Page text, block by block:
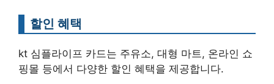
할인 혜택
kt 심플라이프 카드는 주유소, 대형 마트, 온라인 쇼
핑몰 등에서 다양한 할인 혜택을 제공합니다.